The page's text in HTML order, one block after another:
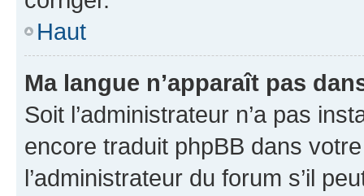
Haut
Ma langue n’apparaît pas
Soit l’administrateur n’a pas
encore traduit phpBB dans
l’administrateur du forum s’il